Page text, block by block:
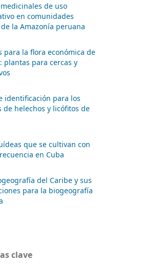
de uso
en comunidades
la Amazonía peruana
para la flora económica de
plantas para cercas y
identificación para los
de helechos y licófitos de
que se cultivan con
en Cuba
del Caribe y sus
para la biogeografía
clave